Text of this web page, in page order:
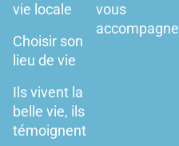
vie locale
Choisir son
lieu de vie
Ils vivent la
belle vie, ils
témoignent
vous
accompagne